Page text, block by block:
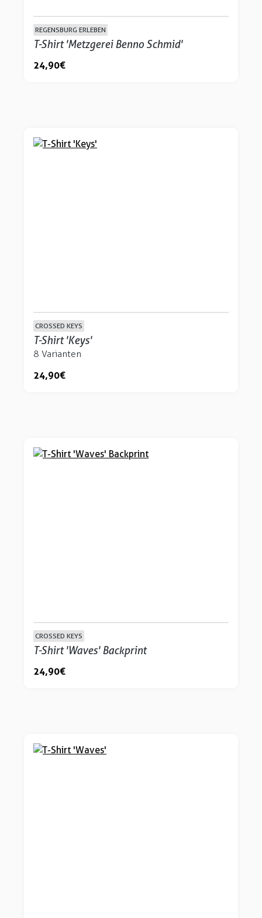
REGENSBURG ERLEBEN
T-Shirt 'Metzgerei Benno Schmid'
24,90 €
CROSSED KEYS
T-Shirt 'Keys'
8 Varianten
24,90 €
CROSSED KEYS
T-Shirt 'Waves' Backprint
24,90 €